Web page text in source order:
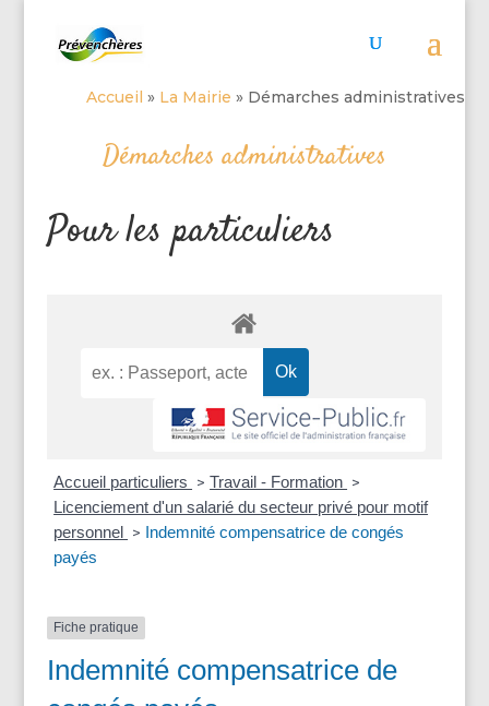
Accueil » La Mairie » Démarches administratives
Démarches administratives
Pour les particuliers
Accueil particuliers > Travail - Formation >
Licenciement d'un salarié du secteur privé pour motif
personnel > Indemnité compensatrice de congés
payés
Fiche pratique
Indemnité compensatrice de